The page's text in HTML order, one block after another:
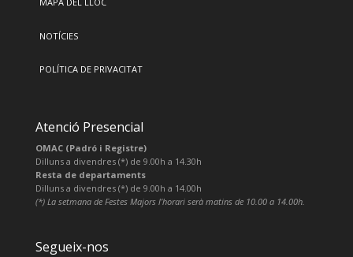
NOTÍCIES
POLÍTICA DE PRIVACITAT
Atenció Presencial
OMAC (Padró i Registre)
Dilluns a divendres (*) de 9.00h a 14.30h
Resta de departaments
Dilluns a divendres (*) de 9.00h a 14.00h
(*) La setmana de Festes Majors l’horari serà matins de 10.00 a 14.00h.
Segueix-nos